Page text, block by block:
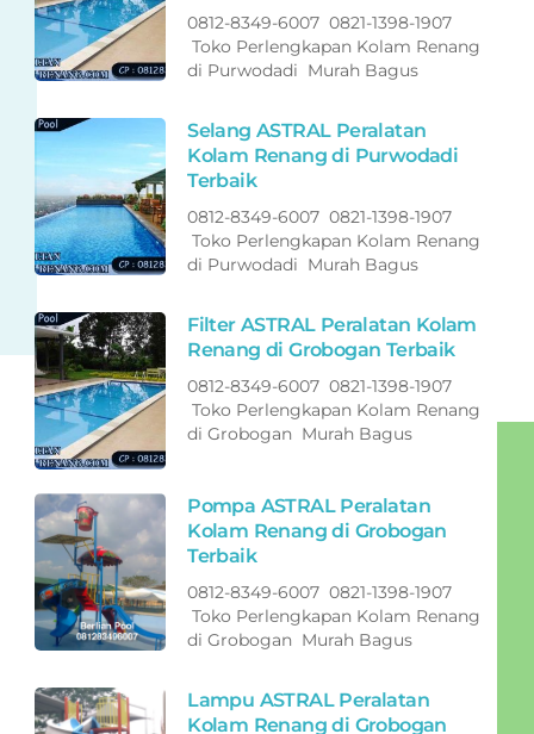
0812-8349-6007 0821-1398-1907
Toko Perlengkapan Kolam Renang
di Purwodadi Murah Bagus
Selang ASTRAL Peralatan
Kolam Renang di Purwodadi
Terbaik
0812-8349-6007 0821-1398-1907
Toko Perlengkapan Kolam Renang
di Purwodadi Murah Bagus
Filter ASTRAL Peralatan Kolam
Renang di Grobogan Terbaik
0812-8349-6007 0821-1398-1907
Toko Perlengkapan Kolam Renang
di Grobogan Murah Bagus
Pompa ASTRAL Peralatan
Kolam Renang di Grobogan
Terbaik
0812-8349-6007 0821-1398-1907
Toko Perlengkapan Kolam Renang
di Grobogan Murah Bagus
Lampu ASTRAL Peralatan
Kolam Renang di Grobogan